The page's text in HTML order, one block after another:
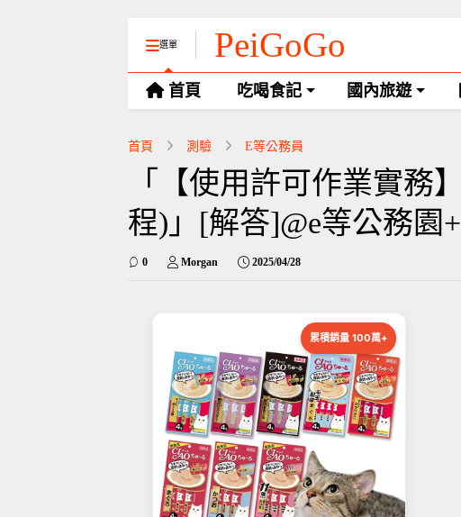
選單 PeiGoGo
首頁 吃喝食記 國內旅遊
首頁 測驗 E等公務員
「【使用許可作業實務
程)」[解答]@e等公務園
0 Morgan 2025/04/28
累積銷量 100萬+